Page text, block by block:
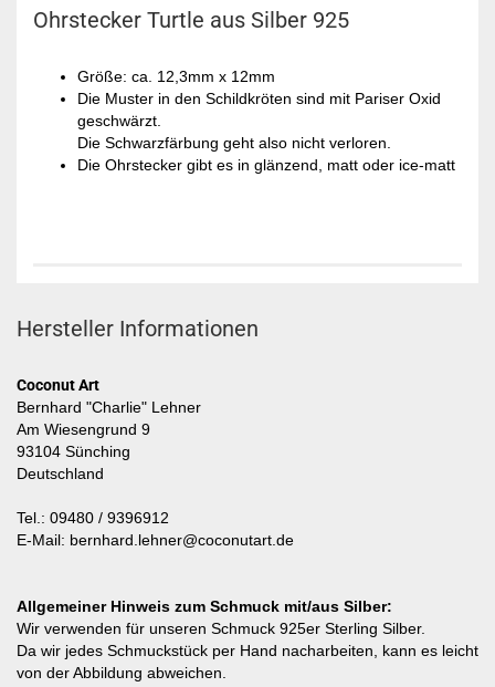
Ohrstecker Turtle aus Silber 925
Größe: ca. 12,3mm x 12mm
Die Muster in den Schildkröten sind mit Pariser Oxid
geschwärzt.
Die Schwarzfärbung geht also nicht verloren.
Die Ohrstecker gibt es in glänzend, matt oder ice-matt
Hersteller Informationen
Coconut Art
Bernhard "Charlie" Lehner
Am Wiesengrund 9
93104 Sünching
Deutschland
Tel.: 09480 / 9396912
E-Mail: bernhard.lehner@coconutart.de
Allgemeiner Hinweis zum Schmuck mit/aus Silber:
Wir verwenden für unseren Schmuck 925er Sterling Silber.
Da wir jedes Schmuckstück per Hand nacharbeiten, kann es leicht
von der Abbildung abweichen.